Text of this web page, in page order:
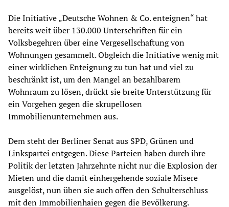
Die Initiative „Deutsche Wohnen & Co. enteignen“ hat
bereits weit über 130.000 Unterschriften für ein
Volksbegehren über eine Vergesellschaftung von
Wohnungen gesammelt. Obgleich die Initiative wenig mit
einer wirklichen Enteignung zu tun hat und viel zu
beschränkt ist, um den Mangel an bezahlbarem
Wohnraum zu lösen, drückt sie breite Unterstützung für
ein Vorgehen gegen die skrupellosen
Immobilienunternehmen aus.
Dem steht der Berliner Senat aus SPD, Grünen und
Linkspartei entgegen. Diese Parteien haben durch ihre
Politik der letzten Jahrzehnte nicht nur die Explosion der
Mieten und die damit einhergehende soziale Misere
ausgelöst, nun üben sie auch offen den Schulterschluss
mit den Immobilienhaien gegen die Bevölkerung.